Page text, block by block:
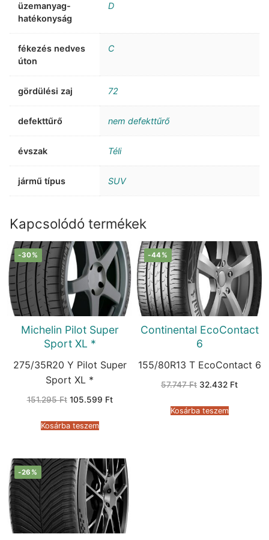
üzemanyag-
hatékonyság
D
fékezés nedves
úton
C
gördülési zaj 72
defekttűrő nem defekttűrő
évszak Téli
jármű típus SUV
Kapcsolódó termékek
-30%
Michelin Pilot Super
Sport XL *
275/35R20 Y Pilot Super
Sport XL *
151.295Ft Original
151.295 Ft.
105.599 FtCurrent
Kosárba teszem
-44%
Continental EcoContact
6
155/80R13 T EcoContact 6
57.747Ft Original
57.747 Ft.
32.432 FtCurrent
Kosárba teszem
-26%